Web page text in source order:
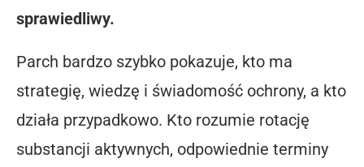
sprawiedliwy.
Parch bardzo szybko pokazuje, kto ma
strategię, wiedzę i świadomość ochrony, a kto
działa przypadkowo. Kto rozumie rotację
substancji aktywnych, odpowiednie terminy